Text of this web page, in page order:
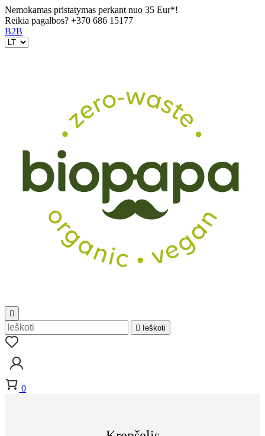
Nemokamas pristatymas perkant nuo 35 Eur*!
Reikia pagalbos? +370 686 15177
B2B


Ieškoti
0